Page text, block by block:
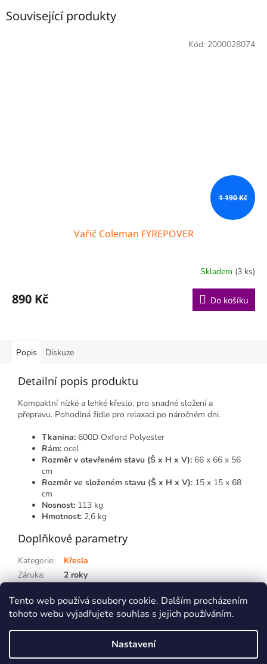
Tento web používá soubory cookie. Dalším procházením
tohoto webu vyjadřujete souhlas s jejich používáním.
Nastavení
Související produkty
1 190 Kč
Vařič Coleman FYREPOVER
Skladem (3 ks)
890 Kč Do košíku
Kód: 2000028074
Popis Diskuze
Detailní popis produktu
Kompaktní nízké a lehké křeslo, pro snadné složení a
přepravu. Pohodlná židle pro relaxaci po náročném dni.
Tkanina: 600D Oxford Polyester
Rám: ocel
Rozměr v otevřeném stavu (Š x H x V): 66 x 66 x 56
cm
Rozměr ve složeném stavu (Š x H x V): 15 x 15 x 68
cm
Nosnost: 113 kg
Hmotnost: 2,6 kg
Doplňkové parametry
Kategorie:
Křesla
Záruka:
2 roky
Vytvořil Shoptet